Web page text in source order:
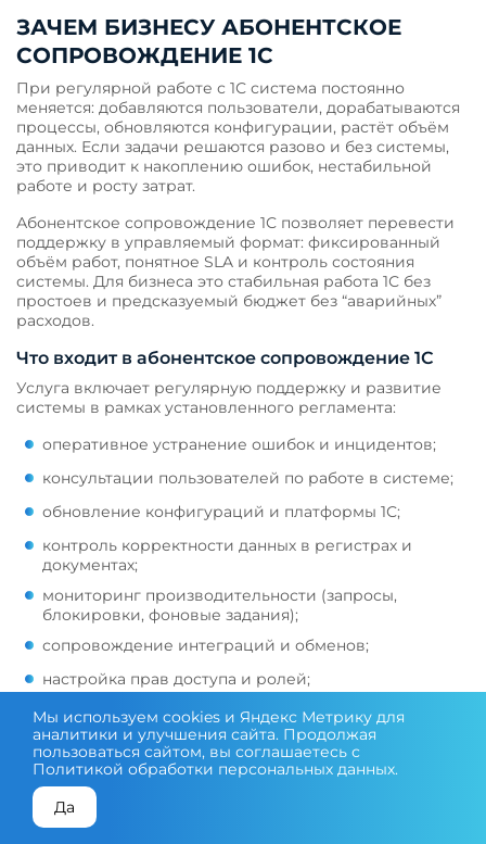
ЗАЧЕМ БИЗНЕСУ АБОНЕНТСКОЕ
СОПРОВОЖДЕНИЕ 1С
При регулярной работе с 1С система постоянно
меняется: добавляются пользователи, дорабатываются
процессы, обновляются конфигурации, растёт объём
данных. Если задачи решаются разово и без системы,
это приводит к накоплению ошибок, нестабильной
работе и росту затрат.
Абонентское сопровождение 1С позволяет перевести
поддержку в управляемый формат: фиксированный
объём работ, понятное SLA и контроль состояния
системы. Для бизнеса это стабильная работа 1С без
простоев и предсказуемый бюджет без “аварийных”
расходов.
Что входит в абонентское сопровождение 1С
Услуга включает регулярную поддержку и развитие
системы в рамках установленного регламента:
оперативное устранение ошибок и инцидентов;
консультации пользователей по работе в системе;
обновление конфигураций и платформы 1С;
контроль корректности данных в регистрах и
документах;
мониторинг производительности (запросы,
блокировки, фоновые задания);
сопровождение интеграций и обменов;
настройка прав доступа и ролей;
выполнение доработок в рамках сопровождения.
Все задачи фиксируются и обрабатываются по
приоритетам, что исключает хаотичную работу и
потерю обращений.
Типовые проблемы без абонентского
КОНСУЛЬТАЦИЯ ЭКСПЕРТА
Мы используем cookies и Яндекс Метрику для
аналитики и улучшения сайта. Продолжая
пользоваться сайтом, вы соглашаетесь с
Политикой обработки персональных данных.
Да